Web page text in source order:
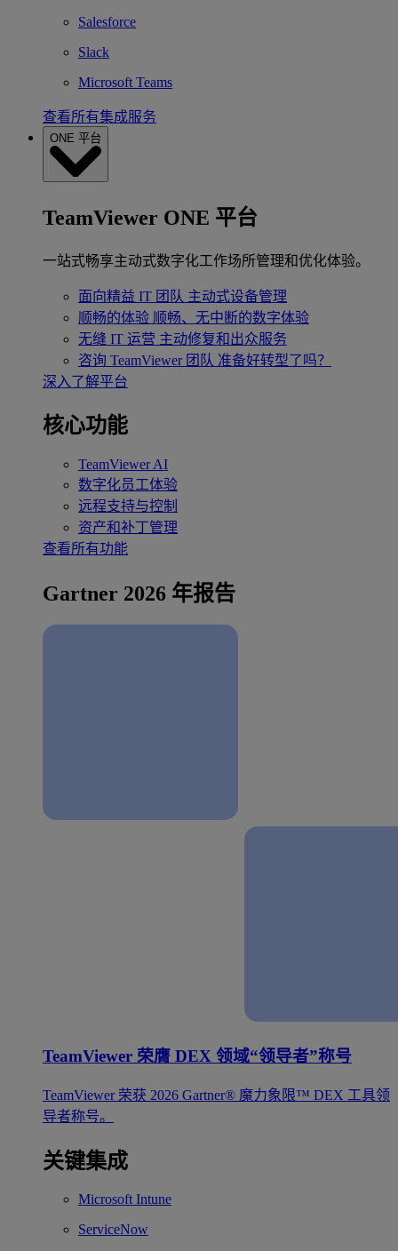
Salesforce
Slack
Microsoft Teams
查看所有集成服务
ONE 平台
TeamViewer ONE 平台
一站式畅享主动式数字化工作场所管理和优化体验。
面向精益 IT 团队 主动式设备管理
顺畅的体验 顺畅、无中断的数字体验
无缝 IT 运营 主动修复和出众服务
咨询 TeamViewer 团队 准备好转型了吗？
深入了解平台
核心功能
TeamViewer AI
数字化员工体验
远程支持与控制
资产和补丁管理
查看所有功能
Gartner 2026 年报告
TeamViewer 荣膺 DEX 领域“领导者”称号
TeamViewer 荣获 2026 Gartner® 魔力象限™ DEX 工具领
导者称号。
关键集成
Microsoft Intune
ServiceNow